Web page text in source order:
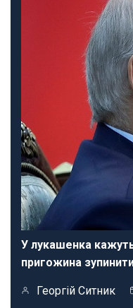
У лукашенка
пригожина
Георгій Ситник